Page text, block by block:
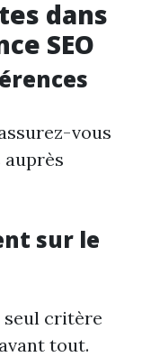
dans
SEO
vous
auprès
sur le
seul critère
tout.